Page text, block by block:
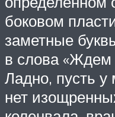
боковом
заметные
в слова «Ждем
Ладно, пусть у
нет